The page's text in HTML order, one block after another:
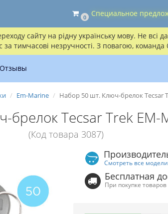
сайту на рідну українську мову. Не всі
тимчасові незручності. З повагою, команда
0 Специальное
Отзывы
Em-Marine Набор 50 шт. Ключ-брелок Tecsar
Tecsar Trek EM-
(Код товара 3087)
Смотреть все модели
Бесплатная
При покупке